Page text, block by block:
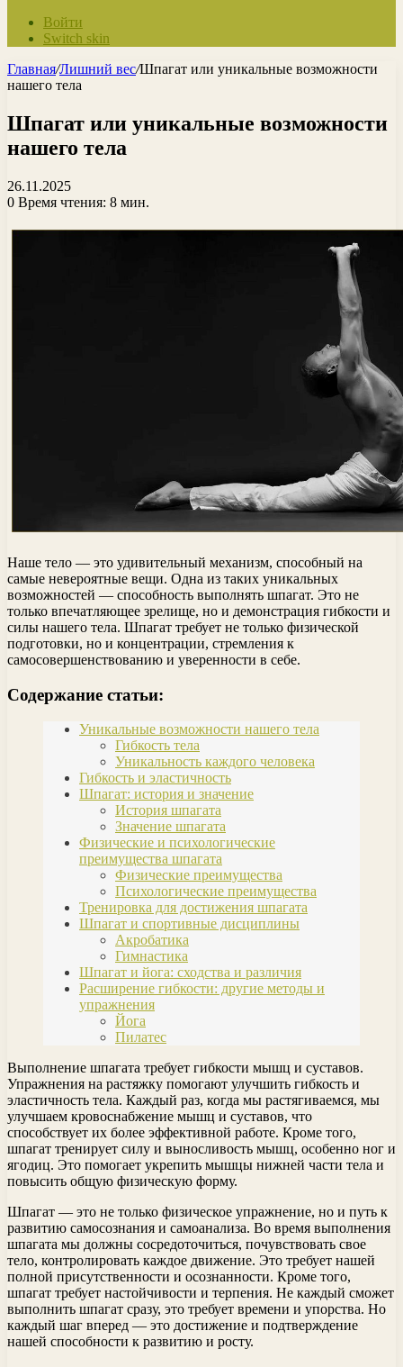
Войти
Switch skin
Главная/Лишний вес/Шпагат или уникальные возможности
нашего тела
Шпагат или уникальные возможности
нашего тела
26.11.2025
0 Время чтения: 8 мин.
Наше тело — это удивительный механизм, способный на
самые невероятные вещи. Одна из таких уникальных
возможностей — способность выполнять шпагат. Это не
только впечатляющее зрелище, но и демонстрация гибкости и
силы нашего тела. Шпагат требует не только физической
подготовки, но и концентрации, стремления к
самосовершенствованию и уверенности в себе.
Содержание статьи:
Уникальные возможности нашего тела
Гибкость тела
Уникальность каждого человека
Гибкость и эластичность
Шпагат: история и значение
История шпагата
Значение шпагата
Физические и психологические
преимущества шпагата
Физические преимущества
Психологические преимущества
Тренировка для достижения шпагата
Шпагат и спортивные дисциплины
Акробатика
Гимнастика
Шпагат и йога: сходства и различия
Расширение гибкости: другие методы и
упражнения
Йога
Пилатес
Выполнение шпагата требует гибкости мышц и суставов.
Упражнения на растяжку помогают улучшить гибкость и
эластичность тела. Каждый раз, когда мы растягиваемся, мы
улучшаем кровоснабжение мышц и суставов, что
способствует их более эффективной работе. Кроме того,
шпагат тренирует силу и выносливость мышц, особенно ног и
ягодиц. Это помогает укрепить мышцы нижней части тела и
повысить общую физическую форму.
Шпагат — это не только физическое упражнение, но и путь к
развитию самосознания и самоанализа. Во время выполнения
шпагата мы должны сосредоточиться, почувствовать свое
тело, контролировать каждое движение. Это требует нашей
полной присутственности и осознанности. Кроме того,
шпагат требует настойчивости и терпения. Не каждый сможет
выполнить шпагат сразу, это требует времени и упорства. Но
каждый шаг вперед — это достижение и подтверждение
нашей способности к развитию и росту.